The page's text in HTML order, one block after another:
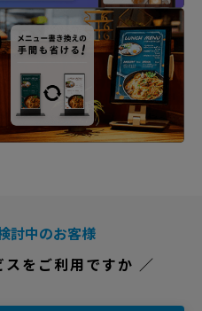
討中のお客様
をご利用ですか ／